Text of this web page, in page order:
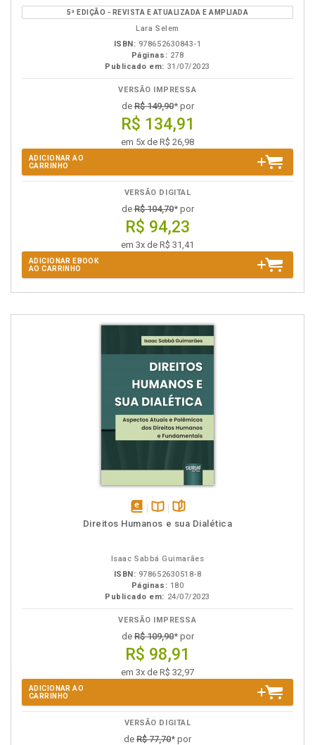
em
eBook
na
B.V.
5ª EDIÇÃO - REVISTA E ATUALIZADA E AMPLIADA
Lara Selem
ISBN: 978652630843-1
Páginas: 278
Publicado em: 31/07/2023
VERSÃO IMPRESSA
deR$ 149,90* por
R$ 134,91
em 5x de R$ 26,98
ADICIONAR AO
CARRINHO
VERSÃO DIGITAL
deR$ 104,70* por
R$ 94,23
em 3x de R$ 31,41
ADICIONAR EBOOK
AO CARRINHO
disponívelDisponível
páginas
Direitos Humanos e sua Dialética
Isaac Sabbá Guimarães
ISBN: 978652630518-8
Páginas: 180
Publicado em: 24/07/2023
VERSÃO IMPRESSA
deR$ 109,90* por
R$ 98,91
em 3x de R$ 32,97
ADICIONAR AO
CARRINHO
VERSÃO DIGITAL
de R$ 77,70* por